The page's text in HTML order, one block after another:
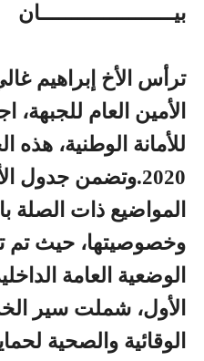
بيـــــــــــــــــــــان
ترأس الأخ إبراهيم
الأمين العام للجبهة،
للأمانة الوطنية، هذه
2020.وتضمن جدول
المواضيع ذات الصلة
وخصوصيتها، حيث تم
الوضعية العامة
الأول، شملت سير
الوقائية والصحية